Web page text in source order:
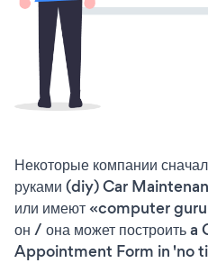
Некоторые компании
руками (diy) Car
или имеют «computer
он / она может построить
Appointment Form in 'no